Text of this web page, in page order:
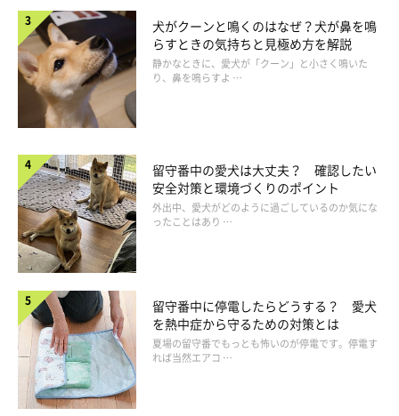
犬がクーンと鳴くのはなぜ？犬が鼻を鳴
らすときの気持ちと見極め方を解説
静かなときに、愛犬が「クーン」と小さく鳴いた
り、鼻を鳴らすよ …
留守番中の愛犬は大丈夫？ 確認したい
安全対策と環境づくりのポイント
外出中、愛犬がどのように過ごしているのか気にな
ったことはあり …
留守番中に停電したらどうする？ 愛犬
を熱中症から守るための対策とは
夏場の留守番でもっとも怖いのが停電です。停電す
れば当然エアコ …